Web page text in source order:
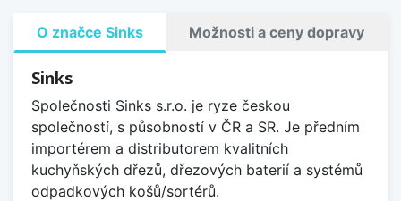
O značce Sinks Možnosti a ceny dopravy
Sinks
Společnosti Sinks s.r.o. je ryze českou
společností, s působností v ČR a SR. Je předním
importérem a distributorem kvalitních
kuchyňských dřezů, dřezových baterií a systémů
odpadkových košů/sortérů.